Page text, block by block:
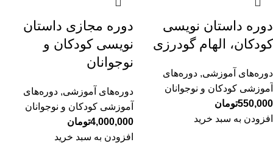
دوره داستان نویسی
کودکان، الهام گودرزی
دوره‌های آموزشی, دوره‌های
آموزشی کودکان و نوجوانان
550,000تومان
افزودن به سبد خرید
دوره مجازی داستان
نویسی کودکان و
نوجوانان
دوره‌های آموزشی, دوره‌های
آموزشی کودکان و نوجوانان
4,000,000تومان
افزودن به سبد خرید